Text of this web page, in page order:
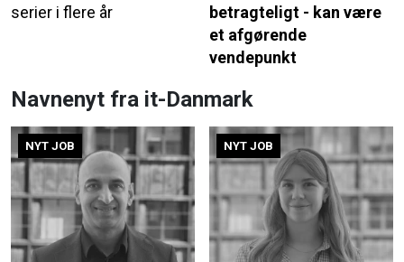
serier i flere år
betragteligt - kan være
et afgørende
vendepunkt
Navnenyt fra it-Danmark
NYT JOB NYT JOB